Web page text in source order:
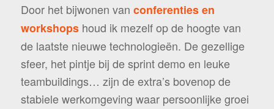
Door het bijwonen van conferenties en
workshopshoud ik mezelf op de hoogte van
de laatste nieuwe technologieën. De gezellige
sfeer, het pintje bij de sprint demo en leuke
teambuildings… zijn de extra’s bovenop de
stabiele werkomgeving waar persoonlijke groei